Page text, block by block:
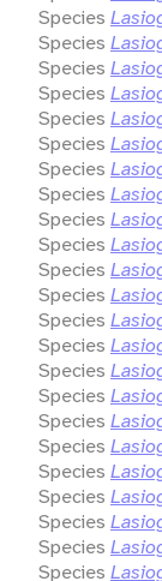
Species
Species
Species
Species
Species
Species
Species
Species
Species
Species
Species
Species
Species
Species
Species
Species
Species
Species
Species
Species
Species
Species
Species